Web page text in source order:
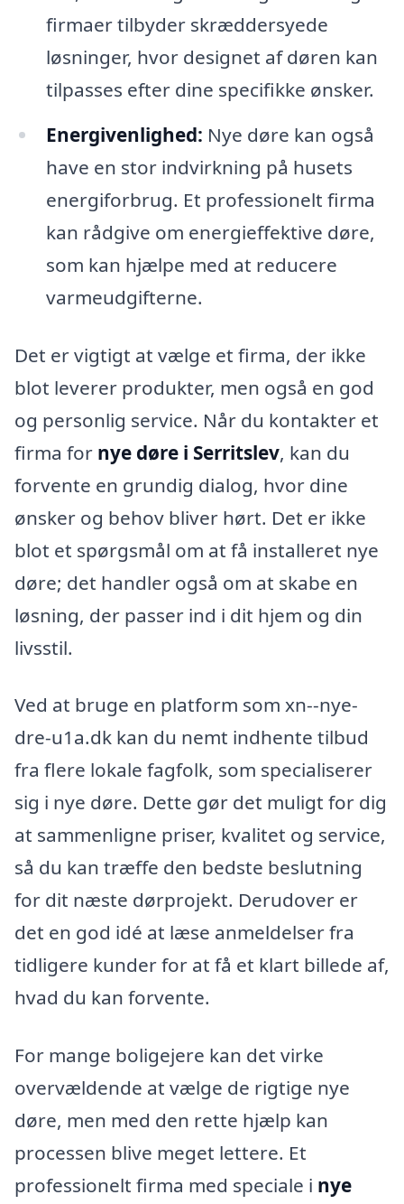
firmaer tilbyder skræddersyede
løsninger, hvor designet af døren kan
tilpasses efter dine specifikke ønsker.
Energivenlighed: Nye døre kan også
have en stor indvirkning på husets
energiforbrug. Et professionelt firma
kan rådgive om energieffektive døre,
som kan hjælpe med at reducere
varmeudgifterne.
Det er vigtigt at vælge et firma, der ikke
blot leverer produkter, men også en god
og personlig service. Når du kontakter et
firma for nye døre i Serritslev, kan du
forvente en grundig dialog, hvor dine
ønsker og behov bliver hørt. Det er ikke
blot et spørgsmål om at få installeret nye
døre; det handler også om at skabe en
løsning, der passer ind i dit hjem og din
livsstil.
Ved at bruge en platform som xn--nye-
dre-u1a.dk kan du nemt indhente tilbud
fra flere lokale fagfolk, som specialiserer
sig i nye døre. Dette gør det muligt for dig
at sammenligne priser, kvalitet og service,
så du kan træffe den bedste beslutning
for dit næste dørprojekt. Derudover er
det en god idé at læse anmeldelser fra
tidligere kunder for at få et klart billede af,
hvad du kan forvente.
For mange boligejere kan det virke
overvældende at vælge de rigtige nye
døre, men med den rette hjælp kan
processen blive meget lettere. Et
professionelt firma med speciale i nye